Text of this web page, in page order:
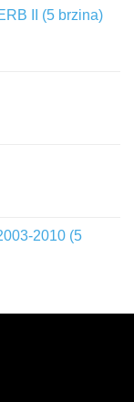
II (5 brzina)
2010 (5